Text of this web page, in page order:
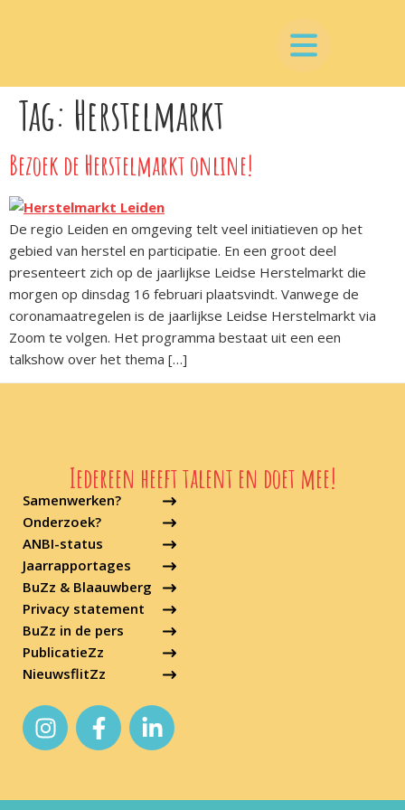
Tag: Herstelmarkt
Bezoek de Herstelmarkt online!
De regio Leiden en omgeving telt veel initiatieven op het
gebied van herstel en participatie. En een groot deel
presenteert zich op de jaarlijkse Leidse Herstelmarkt die
morgen op dinsdag 16 februari plaatsvindt. Vanwege de
coronamaatregelen is de jaarlijkse Leidse Herstelmarkt via
Zoom te volgen. Het programma bestaat uit een een
talkshow over het thema […]
Samenwerken?
Onderzoek?
ANBI-status
Jaarrapportages
BuZz & Blaauwberg
Privacy statement
Iedereen heeft talent en doet mee!
BuZz in de pers
PublicatieZz
NieuwsflitZz